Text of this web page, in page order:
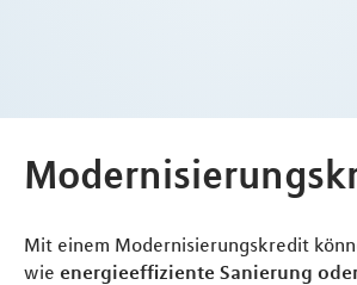
Mit einem Modernisierungskredit
wie energieeffiziente Sanierung